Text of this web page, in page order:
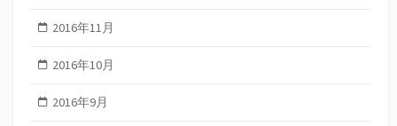
2016年11月
2016年10月
2016年9月